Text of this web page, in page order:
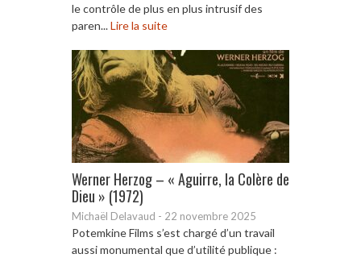
le contrôle de plus en plus intrusif des
paren...Lire la suite
Werner Herzog – « Aguirre, la Colère de
Dieu » (1972)
Michaël Delavaud - 22 novembre 2025
Potemkine Films s’est chargé d’un travail
aussi monumental que d’utilité publique :